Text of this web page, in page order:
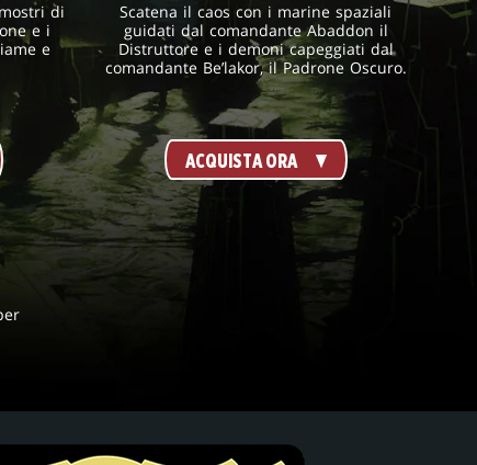
di
e i
e
Scatena il caos con i marine spaziali
guidati dal comandante Abaddon il
Distruttore e i demoni capeggiati dal
comandante Be’lakor, il Padrone Oscuro.
ACQUISTA ORA